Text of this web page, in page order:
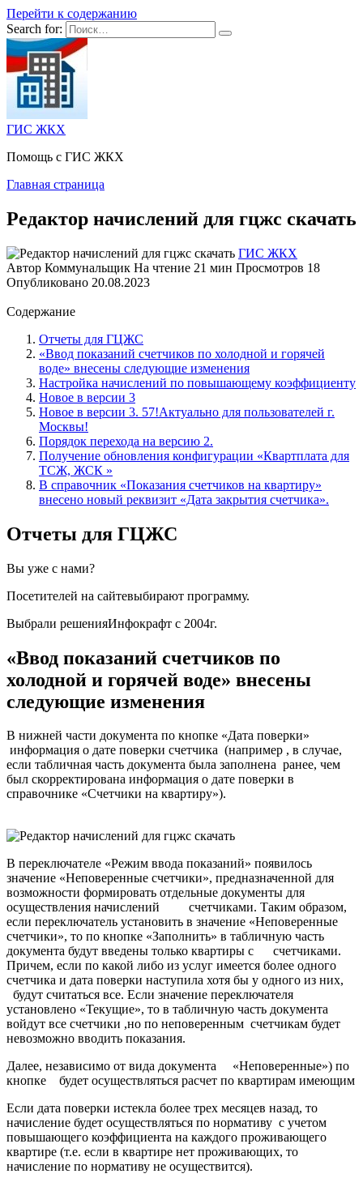
Перейти к содержанию
Search for:
ГИС ЖКХ
Помощь с ГИС ЖКХ
Главная страница
Редактор начислений для гцжс скачать
ГИС ЖКХ
Автор Коммунальщик На чтение 21 мин Просмотров 18
Опубликовано 20.08.2023
Содержание
Отчеты для ГЦЖС
«Ввод показаний счетчиков по холодной и горячей
воде» внесены следующие изменения
Настройка начислений по повышающему коэффициенту
Новое в версии 3
Новое в версии 3. 57!Актуально для пользователей г.
Москвы!
Порядок перехода на версию 2.
Получение обновления конфигурации «Квартплата для
ТСЖ, ЖСК »
В справочник «Показания счетчиков на квартиру»
внесено новый реквизит «Дата закрытия счетчика».
Отчеты для ГЦЖС
Вы уже с нами?
Посетителей на сайтевыбирают программу.
Выбрали решенияИнфокрафт с 2004г.
«Ввод показаний счетчиков по
холодной и горячей воде» внесены
следующие изменения
В нижней части документа по кнопке «Дата поверки»
информация о дате поверки счетчика (например , в случае,
если табличная часть документа была заполнена ранее, чем
был скорректирована информация о дате поверки в
справочнике «Счетчики на квартиру»).
В переключателе «Режим ввода показаний» появилось
значение «Неповеренные счетчики», предназначенной для
возможности формировать отдельные документы для
осуществления начислений счетчиками. Таким образом,
если переключатель установить в значение «Неповеренные
счетчики», то по кнопке «Заполнить» в табличную часть
документа будут введены только квартиры с счетчиками.
Причем, если по какой либо из услуг имеется более одного
счетчика и дата поверки наступила хотя бы у одного из них,
будут считаться все. Если значение переключателя
установлено «Текущие», то в табличную часть документа
войдут все счетчики ,но по неповеренным счетчикам будет
невозможно вводить показания.
Далее, независимо от вида документа «Неповеренные») по
кнопке будет осуществляться расчет по квартирам имеющим
Если дата поверки истекла более трех месяцев назад, то
начисление будет осуществляться по нормативу с учетом
повышающего коэффициента на каждого проживающего
квартире (т.е. если в квартире нет проживающих, то
начисление по нормативу не осуществится).